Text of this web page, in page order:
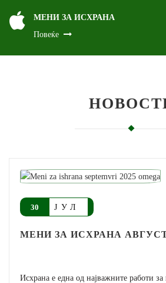
МЕНИ ЗА ИСХРАНА
Повеќе
30 ЈУЛ
МЕНИ ЗА ИСХРАНА АВГУСТ
Исхрана е една од најважните работи за